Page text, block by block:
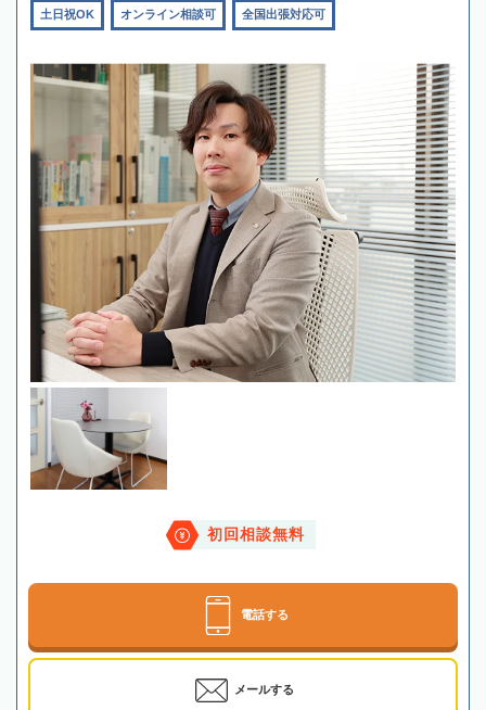
土日祝OK オンライン相談可 全国出張対応可
初回相談無料
電話する
メールする